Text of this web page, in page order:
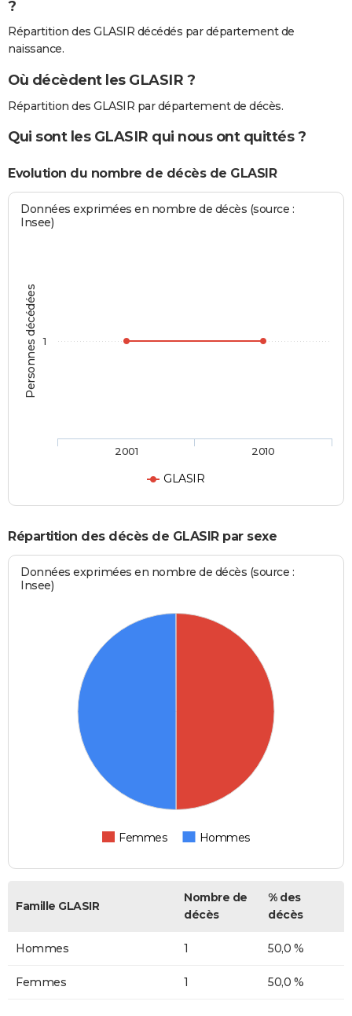
?
Répartition des GLASIR décédés par département de
naissance.
Où décèdent les GLASIR ?
Répartition des GLASIR par département de décès.
Qui sont les GLASIR qui nous ont quittés ?
Evolution du nombre de décès de GLASIR
Personnes décédées
Données exprimées en nombre de décès (source :
Insee)
GLASIR
2001 2010
1
Répartition des décès de GLASIR par sexe
Données exprimées en nombre de décès (source :
Insee)
Femmes Hommes
Famille GLASIR
Nombre de
décès
% des
décès
Hommes 1 50,0 %
Femmes 1 50,0 %